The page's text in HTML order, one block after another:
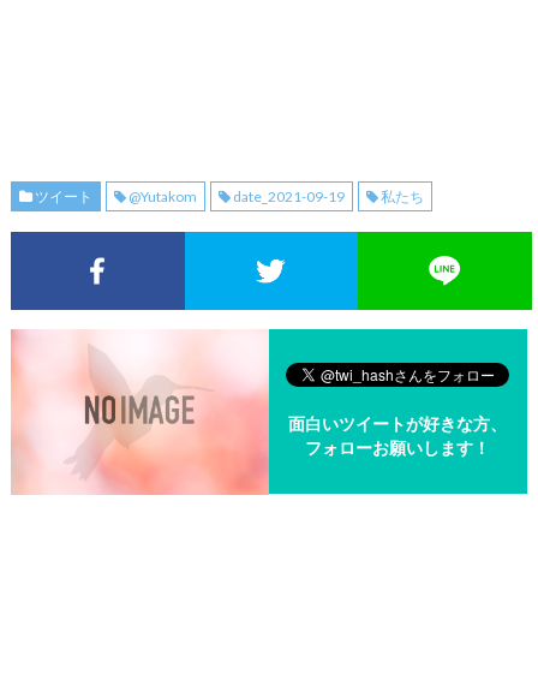
ツイート @Yutakom date_2021-09-19 私たち
Facebookでシェア Twitterでシェア
面白いツイートが好きな方、
フォローお願いします！